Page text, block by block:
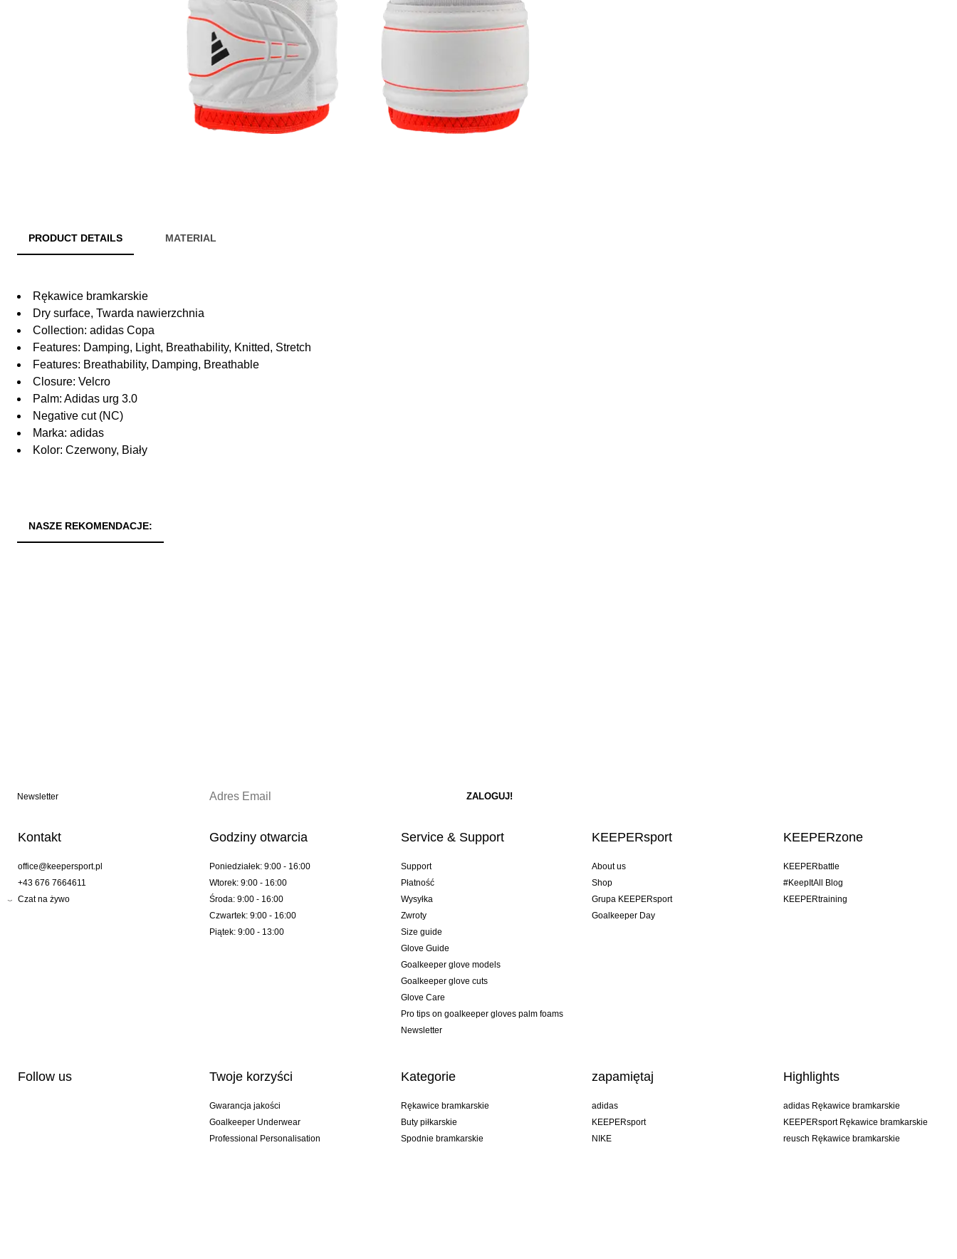
PRODUCT DETAILS MATERIAL
Rękawice bramkarskie
Dry surface, Twarda nawierzchnia
Collection: adidas Copa
Features: Damping, Light, Breathability, Knitted, Stretch
Features: Breathability, Damping, Breathable
Closure: Velcro
Palm: Adidas urg 3.0
Negative cut (NC)
Marka: adidas
Kolor: Czerwony, Biały
NASZE REKOMENDACJE:
Newsletter
Kontakt
office@keepersport.pl
+43 676 7664611
Czat na żywo
Godziny otwarcia
Poniedziałek: 9:00 - 16:00
Wtorek: 9:00 - 16:00
Środa: 9:00 - 16:00
Czwartek: 9:00 - 16:00
Piątek: 9:00 - 13:00
Service & Support
Support
Płatność
Wysyłka
Zwroty
Size guide
Glove Guide
Goalkeeper glove models
Goalkeeper glove cuts
Glove Care
Pro tips on goalkeeper gloves palm foams
Newsletter
KEEPERsport
About us
Shop
Grupa KEEPERsport
Goalkeeper Day
KEEPERzone
KEEPERbattle
#KeepItAll Blog
KEEPERtraining
Follow us Twoje korzyści
Gwarancja jakości
Goalkeeper Underwear
Professional Personalisation
Kategorie
Rękawice bramkarskie
Buty piłkarskie
Spodnie bramkarskie
zapamiętaj
adidas
KEEPERsport
NIKE
Highlights
adidas Rękawice bramkarskie
KEEPERsport Rękawice bramkarskie
reusch Rękawice bramkarskie